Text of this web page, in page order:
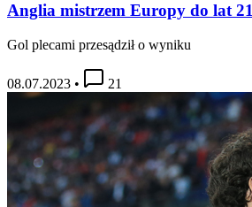
Anglia mistrzem Europy do lat 21
Gol plecami przesądził o wyniku
08.07.2023 • 21